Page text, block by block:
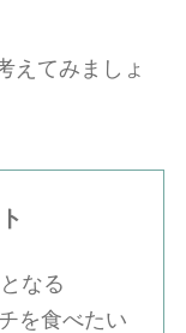
えてみましょ
なる
を食べたい